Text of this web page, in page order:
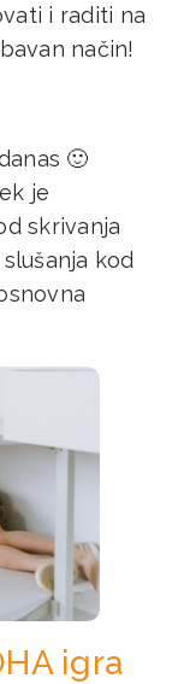
i raditi na
način!
🙂
je
skrivanja
kod
igra